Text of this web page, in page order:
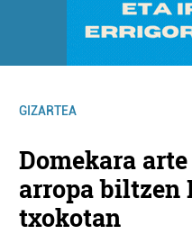
GIZARTEA
Domekara
arropa biltzen
txokotan